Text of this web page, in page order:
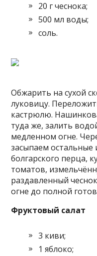
20 г чеснока;
500 мл воды;
соль.
Обжарить на сухой
луковицу.
кастрюлю.
туда же, залить
медленном огне.
засыпаем остальные
болгарского перца,
томатов,
раздавленный
огне до полной
Фруктовый салат
3 киви;
1 яблоко;